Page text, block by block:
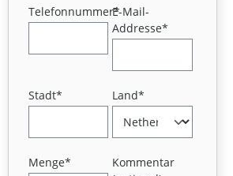
Telefonnummer*E-Mail-
Addresse*
Stadt* Land*
Menge*
Kommentar